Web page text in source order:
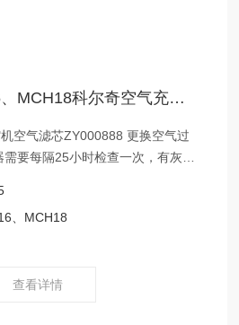
MCH13、MCH16、MCH18科尔奇空气充填泵压缩机空气滤芯ZY000888
滤芯ZY000888 更换空气过
，如吹不掉，请更换。
、MCH18
查看详情